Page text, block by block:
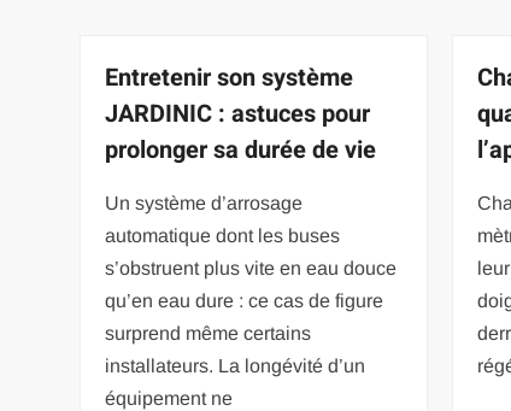
Entretenir son système
JARDINIC : astuces pour
prolonger sa durée de vie
Un système d’arrosage
automatique dont les buses
s’obstruent plus vite en eau douce
qu’en eau dure : ce cas de figure
surprend même certains
installateurs. La longévité d’un
équipement ne